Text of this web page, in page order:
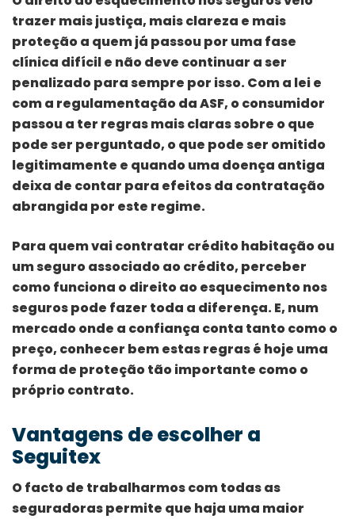
trazer mais justiça, mais clareza e mais
proteção a quem já passou por uma fase
clínica difícil e não deve continuar a ser
penalizado para sempre por isso. Com a lei e
com a regulamentação da ASF, o consumidor
passou a ter regras mais claras sobre o que
pode ser perguntado, o que pode ser omitido
legitimamente e quando uma doença antiga
deixa de contar para efeitos da contratação
abrangida por este regime.
Para quem vai contratar crédito habitação ou
um seguro associado ao crédito, perceber
como funciona o direito ao esquecimento nos
seguros pode fazer toda a diferença. E, num
mercado onde a confiança conta tanto como o
preço, conhecer bem estas regras é hoje uma
forma de proteção tão importante como o
próprio contrato.
Vantagens de escolher a
Seguitex
O facto de trabalharmos com todas as
seguradoras permite que haja uma maior